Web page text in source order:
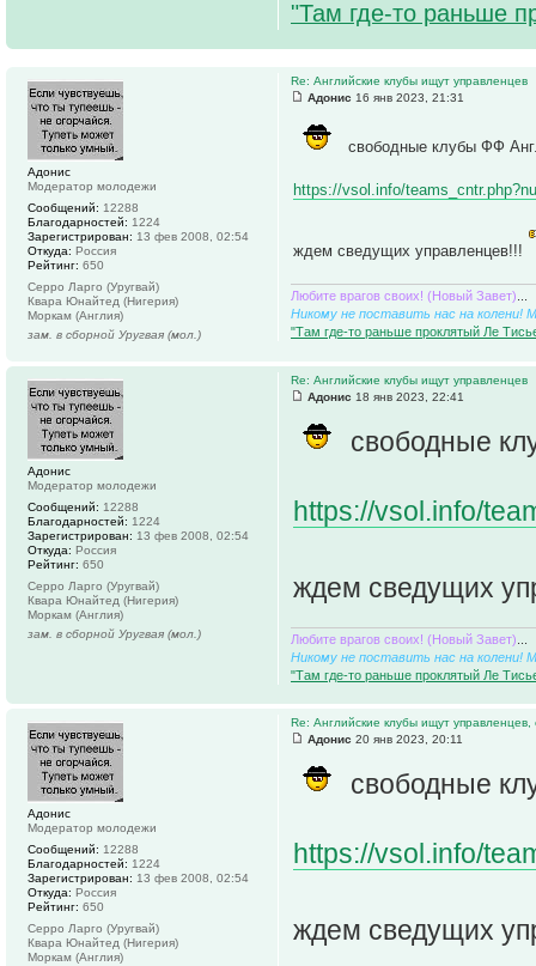
"Там где-то раньше
Re: Английские клубы ищут управленцев
Адонис 16 янв 2023, 21:31
свободные клубы ФФ
https://vsol.info/
ждем сведущих управленцев!!!
Любите врагов своих! (Новый Завет)
Никому не поставить нас на колени!
"Там где-то раньше проклятый Ле
Адонис
Модератор молодежи
Сообщений: 12288
Благодарностей: 1224
Зарегистрирован: 13 фев 2008, 02:54
Откуда: Россия
Рейтинг: 650
Серро Ларго (Уругвай)
Квара Юнайтед (Нигерия)
Моркам (Англия)
зам. в сборной Уругвая (мол.)
Re: Английские клубы ищут управленцев
Адонис 18 янв 2023, 22:41
свободные
https://vsol.info/
ждем сведущих
Любите врагов своих! (Новый Завет)
Никому не поставить нас на колени!
"Там где-то раньше проклятый Ле
Адонис
Модератор молодежи
Сообщений: 12288
Благодарностей: 1224
Зарегистрирован: 13 фев 2008, 02:54
Откуда: Россия
Рейтинг: 650
Серро Ларго (Уругвай)
Квара Юнайтед (Нигерия)
Моркам (Англия)
зам. в сборной Уругвая (мол.)
Re: Английские клубы ищут
Адонис 20 янв 2023, 20:11
свободные
https://vsol.info/
ждем сведущих
Адонис
Модератор молодежи
Сообщений: 12288
Благодарностей: 1224
Зарегистрирован: 13 фев 2008, 02:54
Откуда: Россия
Рейтинг: 650
Серро Ларго (Уругвай)
Квара Юнайтед (Нигерия)
Моркам (Англия)